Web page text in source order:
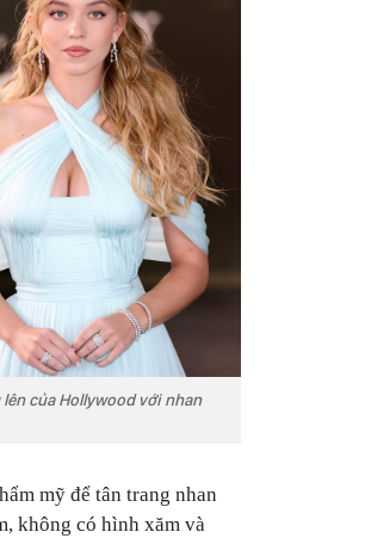
của Hollywood với nhan
mỹ để tân trang nhan
không có hình xăm và